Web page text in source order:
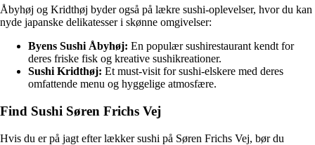
Åbyhøj og Kridthøj byder også på lækre sushi-oplevelser, hvor du kan
nyde japanske delikatesser i skønne omgivelser:
Byens Sushi Åbyhøj: En populær sushirestaurant kendt for
deres friske fisk og kreative sushikreationer.
Sushi Kridthøj: Et must-visit for sushi-elskere med deres
omfattende menu og hyggelige atmosfære.
Find Sushi Søren Frichs Vej
Hvis du er på jagt efter lækker sushi på Søren Frichs Vej, bør du